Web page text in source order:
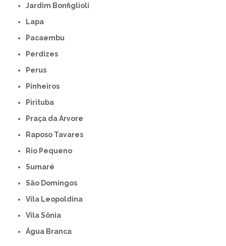
Jardim Bonfiglioli
Lapa
Pacaembu
Perdizes
Perus
Pinheiros
Pirituba
Praça da Arvore
Raposo Tavares
Rio Pequeno
Sumaré
São Domingos
Vila Leopoldina
Vila Sônia
Água Branca